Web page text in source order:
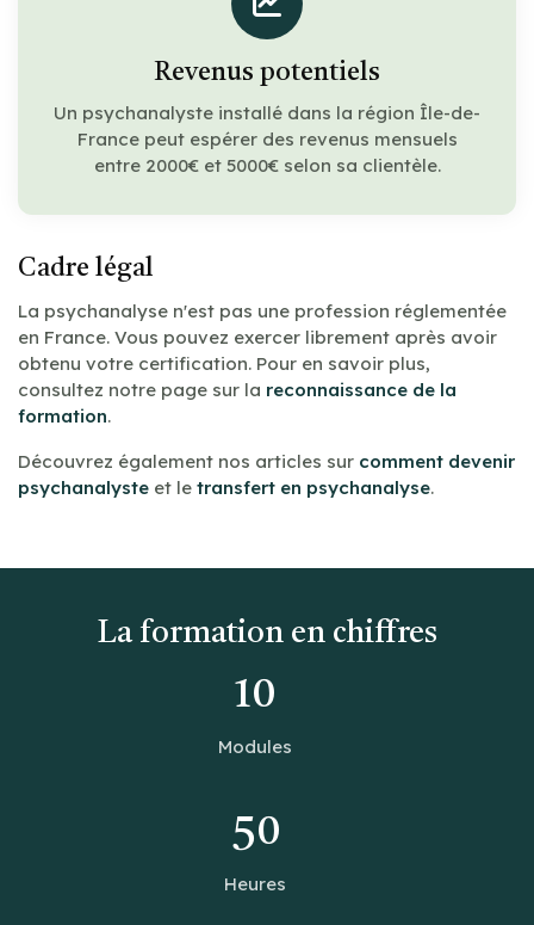
Revenus potentiels
Un psychanalyste installé dans la région Île-de-
France peut espérer des revenus mensuels
entre 2000€ et 5000€ selon sa clientèle.
Cadre légal
La psychanalyse n'est pas une profession réglementée
en France. Vous pouvez exercer librement après avoir
obtenu votre certification. Pour en savoir plus,
consultez notre page sur la reconnaissance de la
formation.
Découvrez également nos articles sur comment devenir
psychanalyste et le transfert en psychanalyse.
La formation en chiffres
10
Modules
50
Heures